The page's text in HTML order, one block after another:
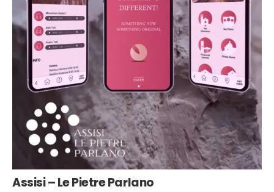
Assisi – Le Pietre Parlano